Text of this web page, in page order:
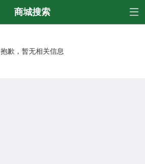
商城搜索
抱歉，暂无相关信息